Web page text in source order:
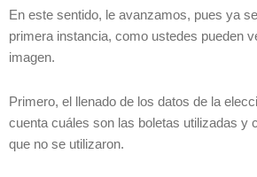
En este sentido, le avanzamos, pues ya
primera instancia, como ustedes pueden
imagen.
Primero, el llenado de los datos de la
cuenta cuáles son las boletas utilizadas y
que no se utilizaron.